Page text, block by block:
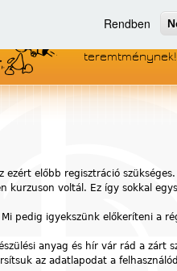
Rendben
Menjetek el az
teremtménynek!
előbb regisztráció
kurzuson voltál. Ez így sokkal
pedig igyekszünk előkeríteni a
anyag és hír vár rád a zárt
az adatlapodat a